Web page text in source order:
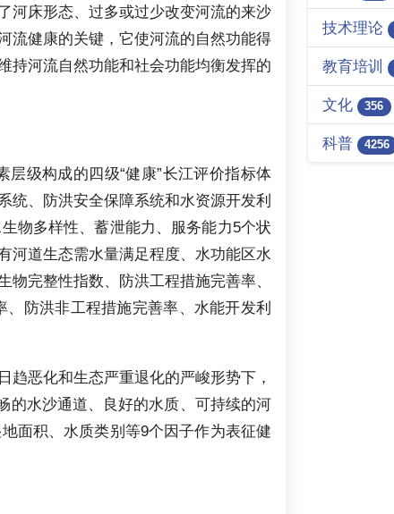
河床形态、过多或过少改变河流的来沙
流健康的关键，它使河流的自然功能得
持河流自然功能和社会功能均衡发挥的
级构成的四级“健康”长江评价指标体
统、防洪安全保障系统和水资源开发利
物多样性、蓄泄能力、服务能力5个状
河道生态需水量满足程度、水功能区水
完整性指数、防洪工程措施完善率、
防洪非工程措施完善率、水能开发利
恶化和生态严重退化的严峻形势下，
的水沙通道、良好的水质、可持续的河
面积、水质类别等9个因子作为表征健
技术理论
教育培训
文化 356
科普 4256